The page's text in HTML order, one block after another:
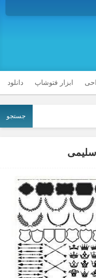
ابزار فتوشاپ دانلود
جستجو
اسلیمی